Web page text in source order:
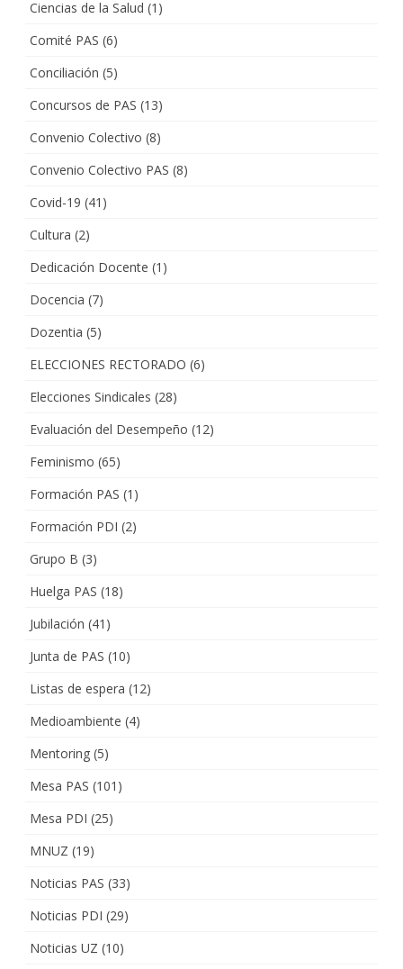
Ciencias de la Salud (1)
Comité PAS (6)
Conciliación (5)
Concursos de PAS (13)
Convenio Colectivo (8)
Convenio Colectivo PAS (8)
Covid-19 (41)
Cultura (2)
Dedicación Docente (1)
Docencia (7)
Dozentia (5)
ELECCIONES RECTORADO (6)
Elecciones Sindicales (28)
Evaluación del Desempeño (12)
Feminismo (65)
Formación PAS (1)
Formación PDI (2)
Grupo B (3)
Huelga PAS (18)
Jubilación (41)
Junta de PAS (10)
Listas de espera (12)
Medioambiente (4)
Mentoring (5)
Mesa PAS (101)
Mesa PDI (25)
MNUZ (19)
Noticias PAS (33)
Noticias PDI (29)
Noticias UZ (10)